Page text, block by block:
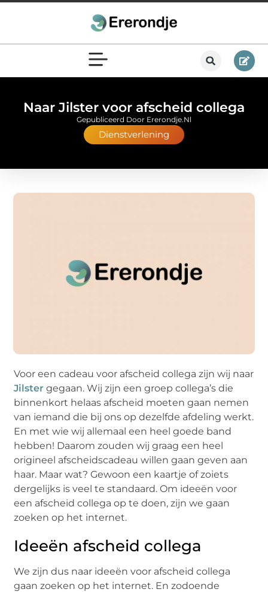
Naar Jilster voor afscheid collega
Dienstverlening
Gepubliceerd Door Ererondje.nl
Voor een cadeau voor afscheid collega zijn wij naar
Jilster gegaan. Wij zijn een groep collega’s die
binnenkort helaas afscheid moeten gaan nemen
van iemand die bij ons op dezelfde afdeling werkt.
En met wie wij allemaal een heel goede band
hebben! Daarom zouden wij graag een heel
origineel afscheidscadeau willen gaan geven aan
haar. Maar wat? Gewoon een kaartje of zoiets
dergelijks is veel te standaard. Om ideeën voor
een afscheid collega op te doen, zijn we gaan
zoeken op het internet.
Ideeën afscheid collega
We zijn dus naar ideeën voor afscheid collega
gaan zoeken op het internet. En zodoende